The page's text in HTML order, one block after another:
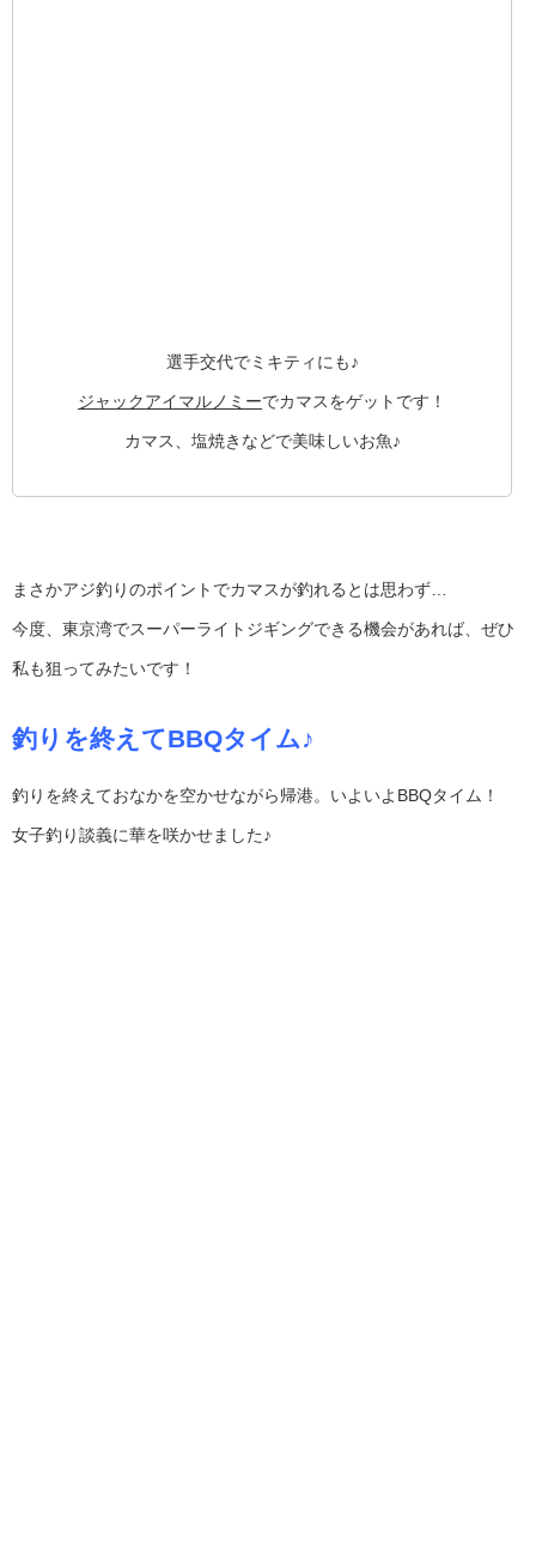
選手交代でミキティにも♪
ジャックアイマルノミーでカマスをゲットです！
カマス、塩焼きなどで美味しいお魚♪
まさかアジ釣りのポイントでカマスが釣れるとは思わず…
今度、東京湾でスーパーライトジギングできる機会があれば、ぜひ
私も狙ってみたいです！
釣りを終えてBBQタイム♪
釣りを終えておなかを空かせながら帰港。いよいよBBQタイム！
女子釣り談義に華を咲かせました♪